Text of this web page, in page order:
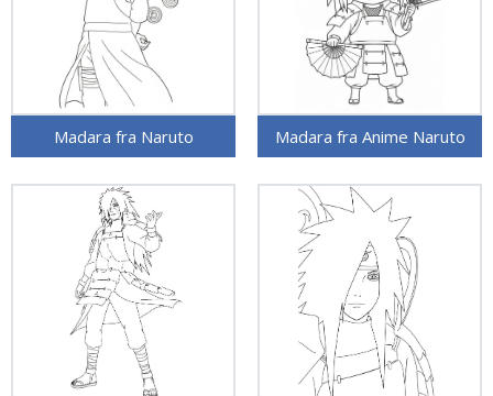
Madara fra Naruto Madara fra Anime Naruto